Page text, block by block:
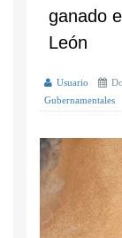
ganado
León
Usuario
Gubernamentales